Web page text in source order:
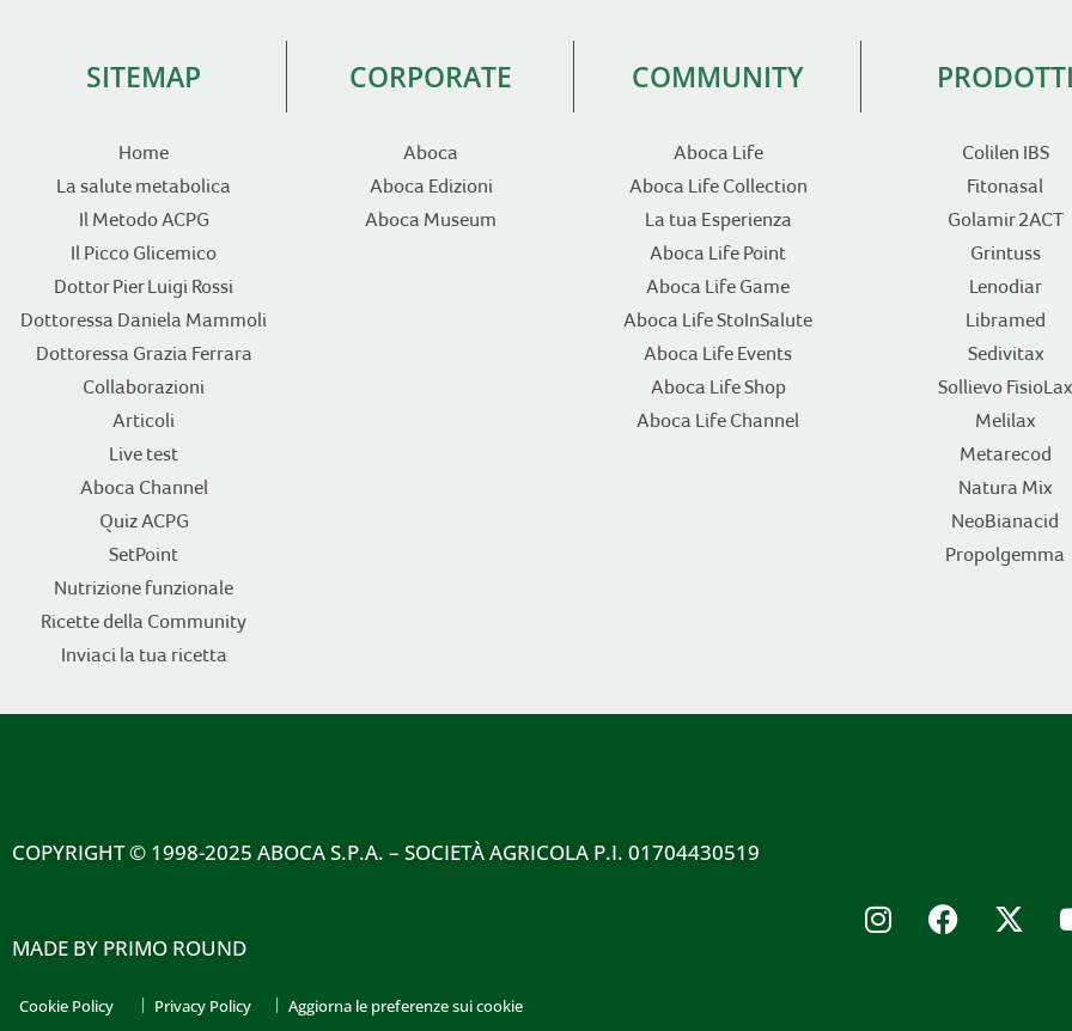
SITEMAP
Home
La salute metabolica
Il Metodo ACPG
Il Picco Glicemico
Dottor Pier Luigi Rossi
Dottoressa Daniela Mammoli
Dottoressa Grazia Ferrara
Collaborazioni
Articoli
Live test
Aboca Channel
Quiz ACPG
SetPoint
Nutrizione funzionale
Ricette della Community
Inviaci la tua ricetta
CORPORATE
Aboca
Aboca Edizioni
Aboca Museum
COMMUNITY
Aboca Life
Aboca Life Collection
La tua Esperienza
Aboca Life Point
Aboca Life Game
Aboca Life StoInSalute
Aboca Life Events
Aboca Life Shop
Aboca Life Channel
Colilen IBS
Fitonasal
Golamir 2ACT
Grintuss
Lenodiar
Libramed
Sedivitax
Sollievo FisioLax
Melilax
Metarecod
Natura Mix
NeoBianacid
Propolgemma
COPYRIGHT© 1998-2025 ABOCA S.P.A. – SOCIETÀ AGRICOLA P.I. 01704430519
MADE BY PRIMO ROUND
Cookie Policy Privacy Policy Aggiorna le preferenze sui cookie